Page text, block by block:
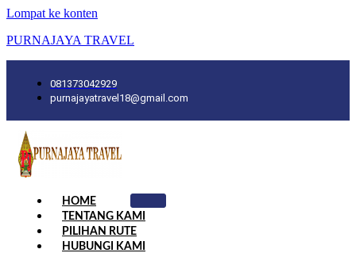
Lompat ke konten
PURNAJAYA TRAVEL
081373042929
purnajayatravel18@gmail.com
HOME
TENTANG KAMI
PILIHAN RUTE
HUBUNGI KAMI